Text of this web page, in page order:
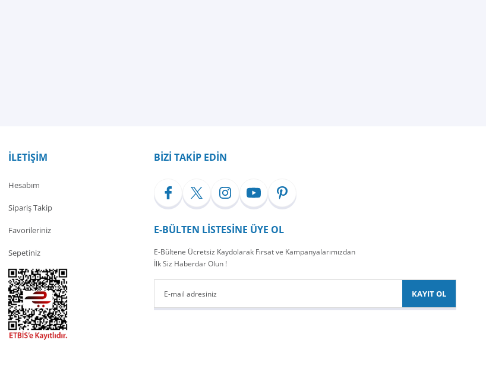
İLETİŞİM
Hesabım
Sipariş Takip
Favorileriniz
Sepetiniz
BİZİ TAKİP EDİN
E-BÜLTEN LİSTESİNE ÜYE OL
E-Bültene Ücretsiz Kaydolarak Fırsat ve Kampanyalarımızdan
İlk Siz Haberdar Olun !
KAYIT OL